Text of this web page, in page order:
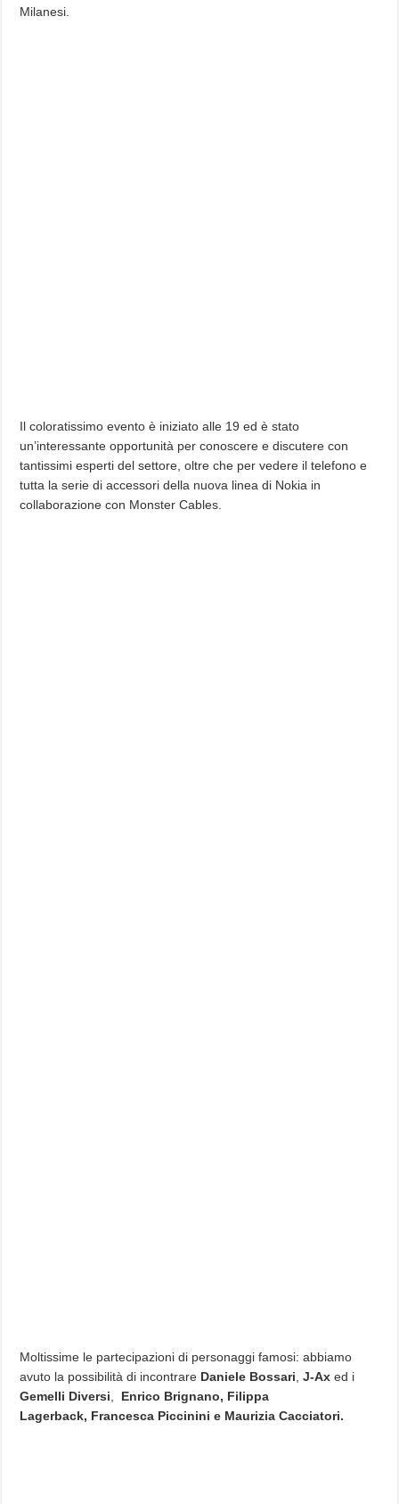
Milanesi.
Il coloratissimo evento è iniziato alle 19 ed è stato
un’interessante opportunità per conoscere e discutere con
tantissimi esperti del settore, oltre che per vedere il telefono e
tutta la serie di accessori della nuova linea di Nokia in
collaborazione con Monster Cables.
Moltissime le partecipazioni di personaggi famosi: abbiamo
avuto la possibilità di incontrare Daniele Bossari J-Ax ed i
Gemelli Diversi
Enrico Brignano, Filippa
Lagerback, Francesca Piccinini e Maurizia Cacciatori.